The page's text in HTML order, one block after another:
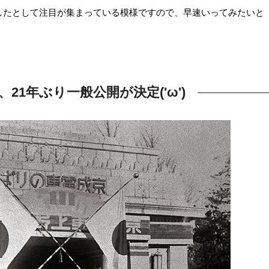
として注目が集まっている模様ですので、早速いってみたいと
21年ぶり一般公開が決定('ω')